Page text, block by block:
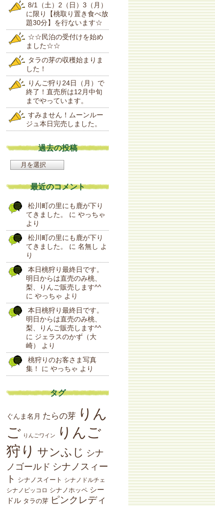
8/1（土）2（日）3（月）
に限り【桃取り置き食べ放
題30分】を行ないます☆
☆☆民泊の受付けを始め
ました☆☆
タラの芽の収穫始まりま
した！
りんご狩り24日（月）で
終了！直売所は12月中旬
までやっています。
すみません！ムーンルー
ジュ本日完売しました。
過去の投稿
去
投
最近のコメント
松川町の里にも鹿が下り
てきました。
に やっちゃ
より
松川町の里にも鹿が下り
てきました。
に 名無し よ
り
本日桃狩り最終日です。
明日からは直売のみ桃、
梨、りんご販売します^^
に やっちゃ より
本日桃狩り最終日です。
明日からは直売のみ桃、
梨、りんご販売します^^
に ジェラスのかず（大
崎）
より
桃狩りのお客さま写真
集！
に やっちゃ より
タグ
ぐんま名月 たらの芽 りん
ご りんごワイン
りんご
狩り サンふじ シナ
ノゴールド シナノスィー
ト シナノスイート シナノドルチェ
シナノピッコロ シナノホッペ シー
ドル タラの芽 ピンクレディ